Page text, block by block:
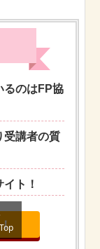
るのはFP協
受講者の質
ト！